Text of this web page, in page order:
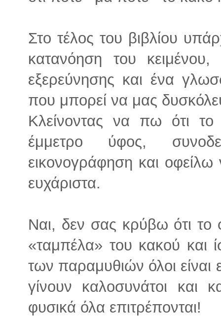
Στο τέλος του βιβλίου
κατανόηση του
εξερεύνησης και ένα
που μπορεί να μας
Κλείνοντας να πω ότι το
έμμετρο ύφος,
εικονογράφηση και
ευχάριστα.
Ναι, δεν σας κρύβω ότι το
«ταμπέλα» του κακού και
των παραμυθιών όλοι
γίνουν καλοσυνάτοι και
φυσικά όλα επιτρέπονται!